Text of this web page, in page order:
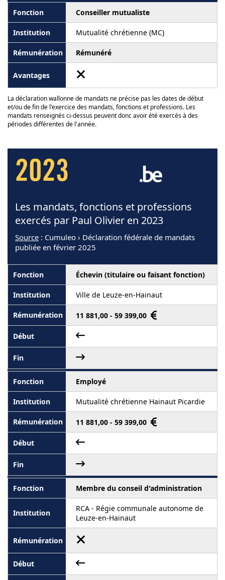
Conseiller mutualiste
Mutualité chrétienne (MC)
Rémunéré
La déclaration wallonne de mandats ne précise pas les dates de début
et/ou de fin de l'exercice des mandats, fonctions et professions. Les
mandats renseignés ci-dessus peuvent donc avoir été exercés à des
périodes différentes de l'année.
2023
Les mandats, fonctions et professions
exercés par Paul Olivier en 2023
Source : Cumuleo › Déclaration fédérale de mandats
publiée en février 2025
Échevin (titulaire ou faisant fonction)
Ville de Leuze-en-Hainaut
11 881,00 - 59 399,00
Employé
Mutualité chrétienne Hainaut Picardie
11 881,00 - 59 399,00
Membre du conseil d'administration
RCA - Régie communale autonome de
Leuze-en-Hainaut